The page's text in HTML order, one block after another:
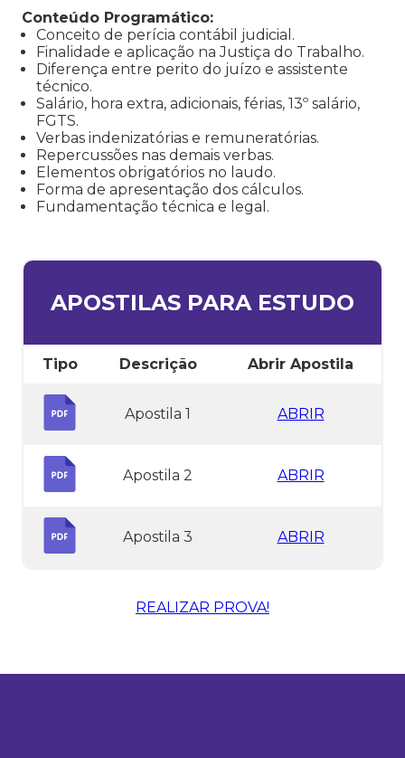
Conteúdo Programático:
Conceito de perícia contábil judicial.
Finalidade e aplicação na Justiça do Trabalho.
Diferença entre perito do juízo e assistente
técnico.
Salário, hora extra, adicionais, férias, 13º salário,
FGTS.
Verbas indenizatórias e remuneratórias.
Repercussões nas demais verbas.
Elementos obrigatórios no laudo.
Forma de apresentação dos cálculos.
Fundamentação técnica e legal.
APOSTILAS PARA ESTUDO
Tipo Descrição Abrir Apostila
Apostila 1 ABRIR
Apostila 2 ABRIR
Apostila 3 ABRIR
REALIZAR PROVA!